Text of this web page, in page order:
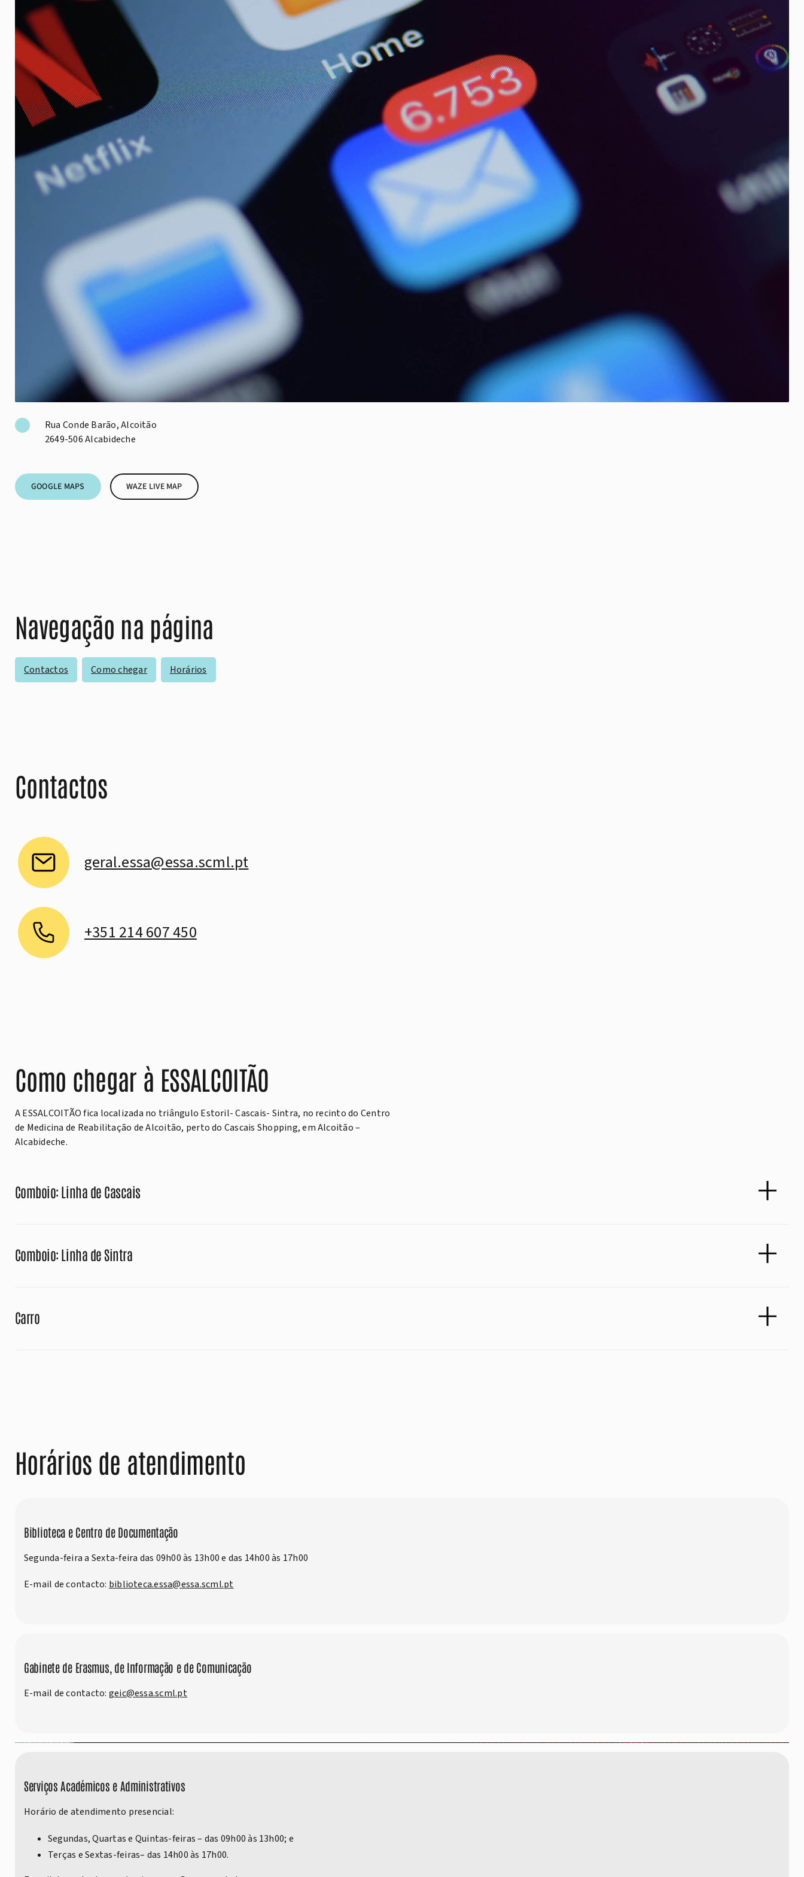
Rua Conde Barão, Alcoitão
2649-506 Alcabideche
GOOGLE MAPS WAZE LIVE MAP
Navegação na página
Contactos Como chegar Horários
Contactos
geral.essa@essa.scml.pt
+351 214 607 450
Como chegar à ESSALCOITÃO
A ESSALCOITÃO fica localizada no triângulo Estoril- Cascais- Sintra, no recinto do Centro
de Medicina de Reabilitação de Alcoitão, perto do Cascais Shopping, em Alcoitão –
Alcabideche.
Comboio: Linha de Cascais
Comboio: Linha de Sintra
Carro
Horários de atendimento
Biblioteca e Centro de Documentação
Segunda-feira a Sexta-feira das 09h00 às 13h00 e das 14h00 às 17h00
E-mail de contacto: biblioteca.essa@essa.scml.pt
Gabinete de Erasmus, de Informação e de Comunicação
E-mail de contacto: geic@essa.scml.pt
Serviços Académicos e Administrativos
Horário de atendimento presencial:
Segundas, Quartas e Quintas-feiras – das 09h00 às 13h00; e
Terças e Sextas-feiras– das 14h00 às 17h00.